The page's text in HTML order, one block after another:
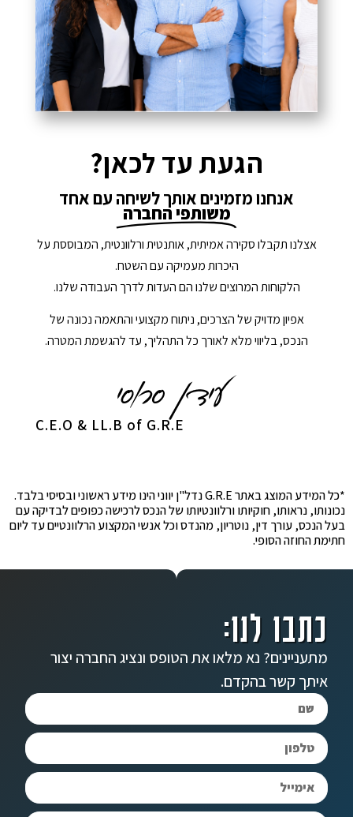
הגעת עד לכאן?
אנחנו מזמינים אותך לשיחה עם אחד
משותפי החברה
אצלנו תקבלו סקירה אמיתית, אותנטית ורלוונטית, המבוססת על
היכרות מעמיקה עם השטח.
הלקוחות המרוצים שלנו הם העדות לדרך העבודה שלנו.
אפיון מדויק של הצרכים, ניתוח מקצועי והתאמה נכונה של
הנכס, בליווי מלא לאורך כל התהליך, עד להגשמת המטרה.
C.E.O & LL.B of G.R.E
*כל המידע המוצג באתר G.R.E נדל"ן יווני הינו מידע ראשוני ובסיסי בלבד.
נכונותו, נראותו, חוקיותו ורלוונטיותו של הנכס לרכישה כפופים לבדיקה עם
בעל הנכס, עורך דין, נוטריון, מהנדס וכל אנשי המקצוע הרלוונטיים עד ליום
חתימת החוזה הסופי.
כתבו לנו:
מתעניינים? נא מלאו את הטופס ונציג החברה יצור
איתך קשר בהקדם.